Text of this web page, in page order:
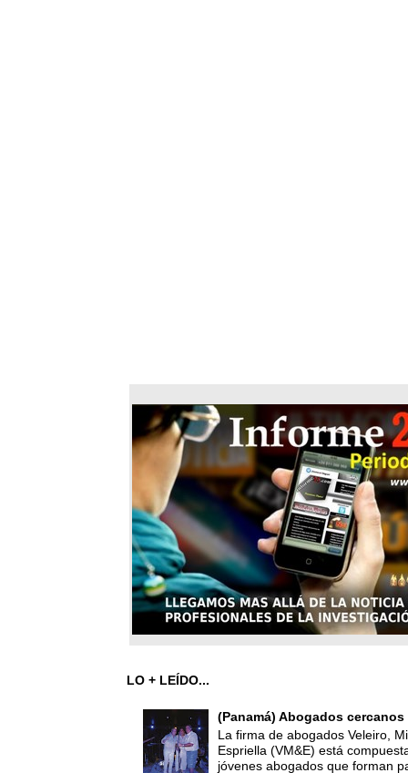
LO + LEÍDO...
(Panamá) Abogados
La firma de abogados Veleiro,
Espriella (VM&E) está
jóvenes abogados que forman